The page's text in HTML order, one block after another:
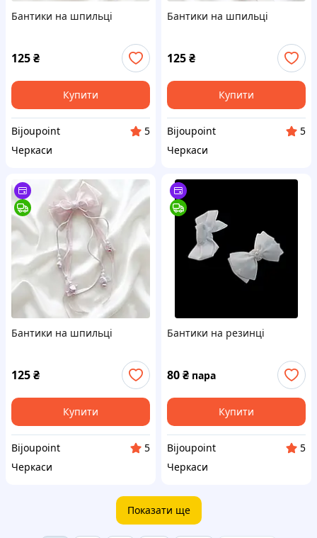
Бантики на шпильці
125₴
Купити
Bijoupoint
5
Черкаси
Бантики на шпильці
125₴
Купити
Bijoupoint
5
Черкаси
Бантики на шпильці
125₴
Купити
Bijoupoint
5
Черкаси
Бантики на резинці
80₴ пара
Купити
Bijoupoint
5
Черкаси
Показати ще